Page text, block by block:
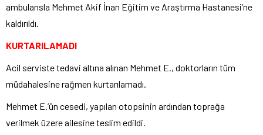
ambulansla Mehmet Akif İnan Eğitim ve Araştırma Hastanesi’ne
kaldırıldı.
KURTARILAMADI
Acil serviste tedavi altına alınan Mehmet E., doktorların tüm
müdahalesine rağmen kurtarılamadı.
Mehmet E.’ün cesedi, yapılan otopsinin ardından toprağa
verilmek üzere ailesine teslim edildi.